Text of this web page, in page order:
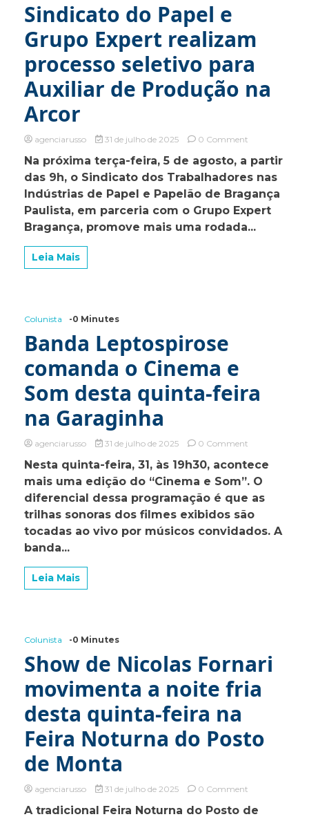
Sindicato do Papel e
Grupo Expert realizam
processo seletivo para
Auxiliar de Produção na
Arcor
agenciarusso 31 de julho de 2025 0 Commenton
do
Papel
Grupo
Expert
Na próxima terça-feira, 5 de agosto, a partir
das 9h, o Sindicato dos Trabalhadores nas
Indústrias de Papel e Papelão de Bragança
Paulista, em parceria com o Grupo Expert
Bragança, promove mais uma rodada...
Leia Mais
Colunista -0 Minutes
Banda Leptospirose
comanda o Cinema e
Som desta quinta-feira
na Garaginha
agenciarusso 31 de julho de 2025 0 Commenton
Leptospirose
comanda
Cinema
e
Som
Nesta quinta-feira, 31, às 19h30, acontece
mais uma edição do “Cinema e Som”. O
diferencial dessa programação é que as
trilhas sonoras dos filmes exibidos são
tocadas ao vivo por músicos convidados. A
banda...
Leia Mais
Colunista -0 Minutes
Show de Nicolas Fornari
movimenta a noite fria
desta quinta-feira na
Feira Noturna do Posto
de Monta
agenciarusso 31 de julho de 2025 0 Commenton
de
A tradicional Feira Noturna do Posto de